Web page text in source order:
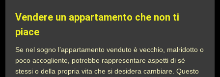
Vendere un appartamento che non ti
piace
Se nel sogno l’appartamento venduto è vecchio, malridotto o
poco accogliente, potrebbe rappresentare aspetti di sé
stessi o della propria vita che si desidera cambiare. Questo